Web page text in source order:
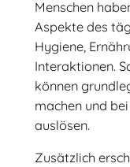
Menschen
Aspekte des
Hygiene,
Interaktionen.
können
machen und
auslösen.
Zusätzlich